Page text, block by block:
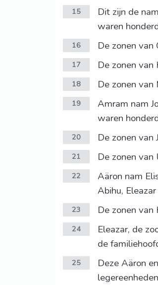
15
Dit zijn de
waren
16 De zonen van
17 De zonen
18 De zonen
19
Amram nam
waren
20 De zonen van
21 De zonen van
22
Aäron nam
Abihu,
23 De zonen
24
Eleazar, de
de
25
Deze Aäron